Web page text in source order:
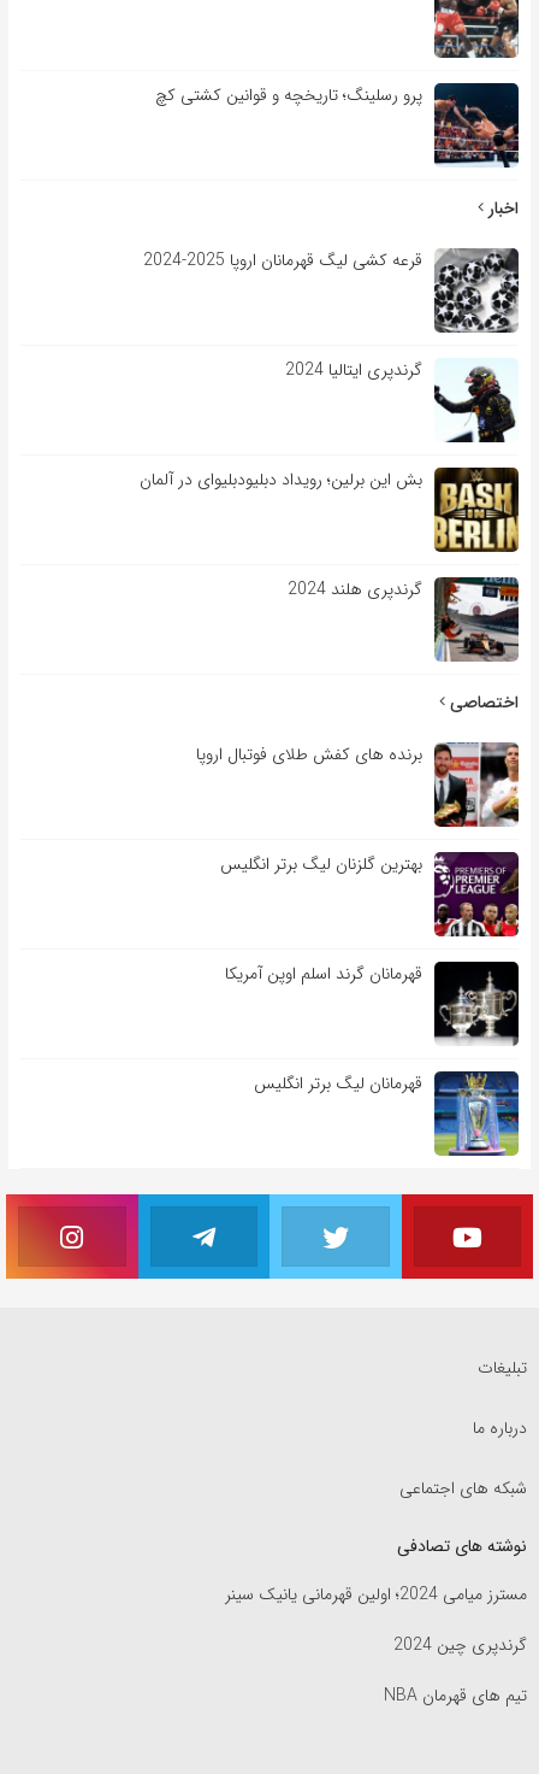
پرو رسلینگ؛ تاریخچه و قوانین کشتی کچ
اخبار
قرعه کشی لیگ قهرمانان اروپا 2025-2024
گرندپری ایتالیا 2024
بش این برلین؛ رویداد دبلیودبلیوای در آلمان
گرندپری هلند 2024
اختصاصی
برنده های کفش طلای فوتبال اروپا
بهترین گلزنان لیگ برتر انگلیس
قهرمانان گرند اسلم اوپن آمریکا
قهرمانان لیگ برتر انگلیس
تبلیغات
درباره ما
شبکه های اجتماعی
نوشته های تصادفی
مسترز میامی 2024؛ اولین قهرمانی یانیک سینر
گرندپری چین 2024
تیم های قهرمان NBA